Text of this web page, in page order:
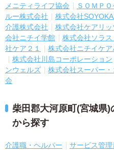
メニティライフ協会
ＳＯＭＰ
ルー株式会社
株式会社
介護株式会社
株式会社ケアリ
会社ニチイ学館
株式会社ソラス
社ケア２１
株式会社ニチイケア
株式会社川島コーポレーション
ンウェルズ
株式会社スーパー・
会
柴田郡大河原町(宮城県
から探す
介護職・ヘルパー サービス管